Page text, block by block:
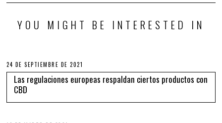
YOU MIGHT BE INTERESTED IN
24 DE SEPTIEMBRE DE 2021
Las regulaciones europeas respaldan ciertos productos con
CBD